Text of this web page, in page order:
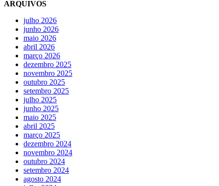
ARQUIVOS
julho 2026
junho 2026
maio 2026
abril 2026
março 2026
dezembro 2025
novembro 2025
outubro 2025
setembro 2025
julho 2025
junho 2025
maio 2025
abril 2025
março 2025
dezembro 2024
novembro 2024
outubro 2024
setembro 2024
agosto 2024